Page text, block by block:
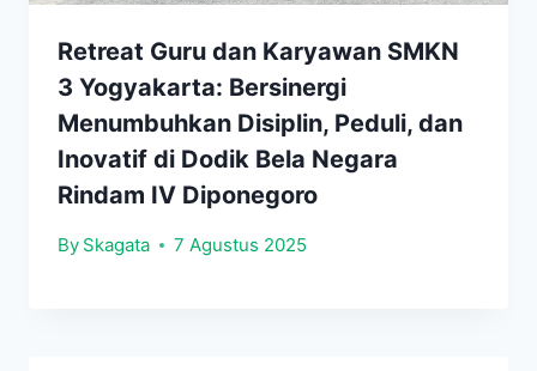
Retreat Guru dan Karyawan SMKN
3 Yogyakarta: Bersinergi
Menumbuhkan Disiplin, Peduli, dan
Inovatif di Dodik Bela Negara
Rindam IV Diponegoro
By Skagata 7 Agustus 2025